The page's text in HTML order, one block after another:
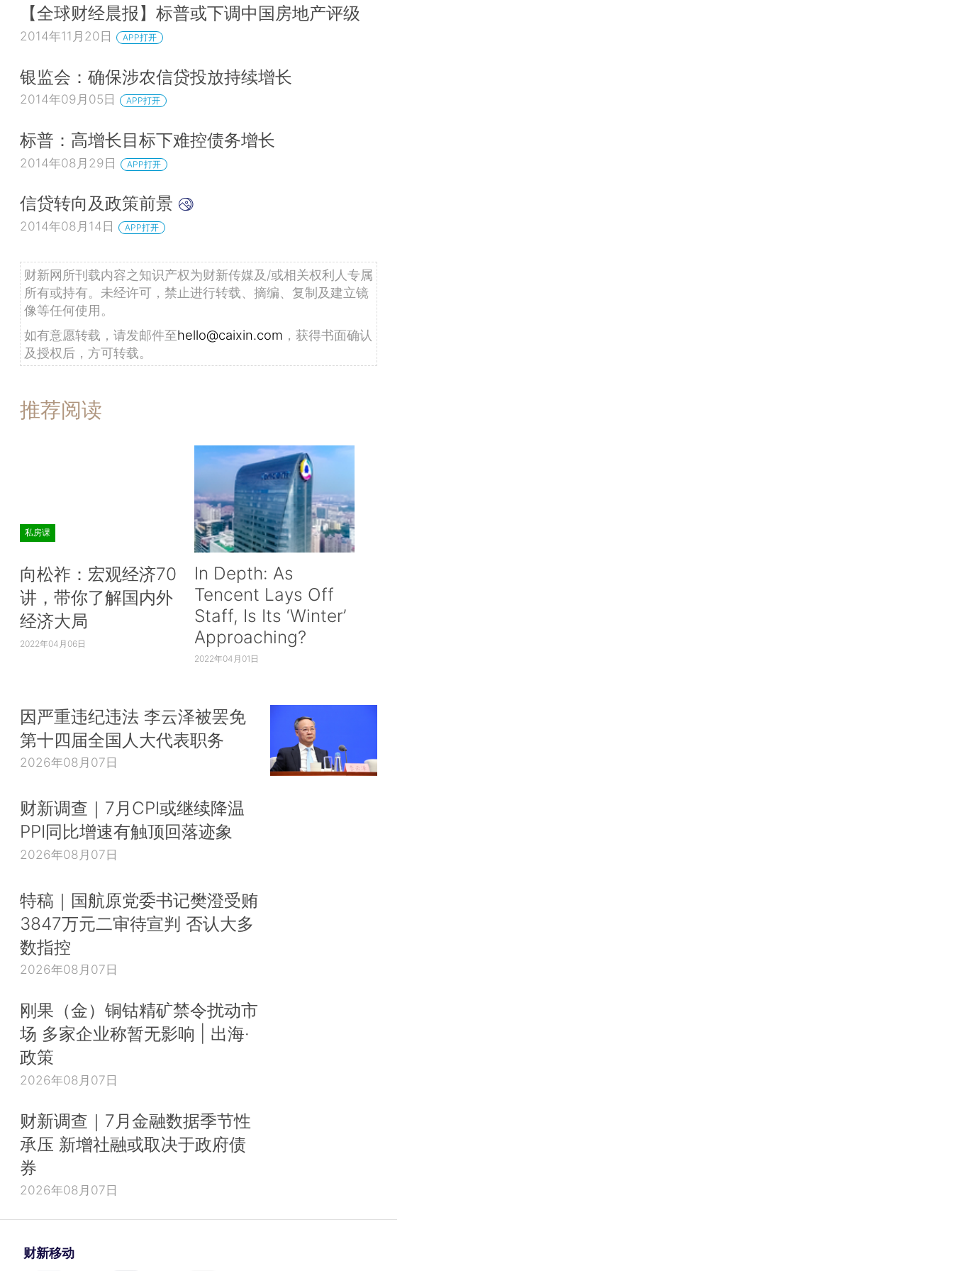
【全球财经晨报】标普或下调中国房地产评级
2014年11月20日 APP打开
银监会：确保涉农信贷投放持续增长
2014年09月05日 APP打开
标普：高增长目标下难控债务增长
2014年08月29日 APP打开
信贷转向及政策前景
2014年08月14日 APP打开
财新网所刊载内容之知识产权为财新传媒及/或相关权利人专属
所有或持有。未经许可，禁止进行转载、摘编、复制及建立镜
像等任何使用。
如有意愿转载，请发邮件至hello@caixin.com ，获得书面确认
及授权后，方可转载。
推荐阅读
私房课
向松祚：宏观经济70
讲，带你了解国内外
经济大局
2022年04月06日
In Depth: As
Tencent Lays Off
Staff, Is Its ‘Winter’
Approaching?
2022年04月01日
因严重违纪违法 李云泽被罢免
第十四届全国人大代表职务
2026年08月07日
财新调查｜7月CPI或继续降温
PPI同比增速有触顶回落迹象
2026年08月07日
特稿｜国航原党委书记樊澄受贿
3847万元二审待宣判 否认大多
数指控
2026年08月07日
刚果（金）铜钴精矿禁令扰动市
场 多家企业称暂无影响 | 出海·
政策
2026年08月07日
财新调查｜7月金融数据季节性
承压 新增社融或取决于政府债
券
2026年08月07日
财新移动